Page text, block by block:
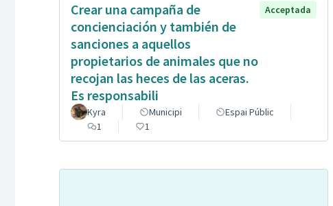
Crear una campaña de
concienciación y también de
sanciones a aquellos
propietarios de animales que no
recojan las heces de las aceras.
Es responsabili
Acceptada
Kyra Municipi
Espai Públic
1
1